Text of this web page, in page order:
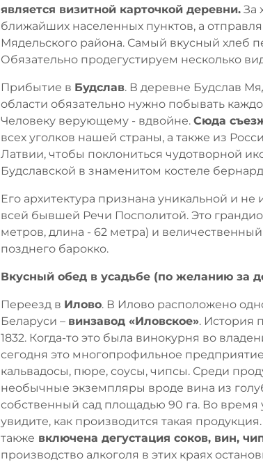
является визитной карточкой деревни. За
ближайших населенных пунктов, а
Мядельского района. Самый вкусный хлеб
Обязательно продегустируем несколько
Прибытие в Будслав. В деревне Будслав
области обязательно нужно побывать
Человеку верующему - вдвойне. Сюда
всех уголков нашей страны, а также из
Латвии, чтобы поклониться чудотворной
Будславской в знаменитом костеле
Его архитектура признана уникальной и
всей бывшей Речи Посполитой. Это
метров, длина - 62 метра) и
позднего барокко.
Вкусный обед в усадьбе (по желанию за
Переезд в Илово. В Илово расположено
Беларуси – винзавод «Иловское». История
1832. Когда-то это была винокурня во
сегодня это многопрофильное
кальвадосы, пюре, соусы, чипсы. Среди
необычные экземпляры вроде вина из
собственный сад площадью 90 га. Во время
увидите, как производится такая
также включена дегустация соков, вин,
производство алкоголя в этих краях